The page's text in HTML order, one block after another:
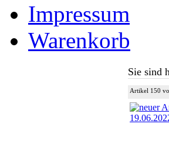
Impressum
Warenkorb
Sie sind
Artikel 150